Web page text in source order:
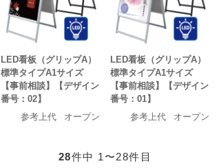
LED看板（グリップA）
標準タイプA1サイズ
【事前相談】【デザイン
番号：02】
参考上代
オープン
LED看板（グリップA）
標準タイプA1サイズ
【事前相談】【デザイン
番号：01】
参考上代
オープン
28件中 1〜28件目